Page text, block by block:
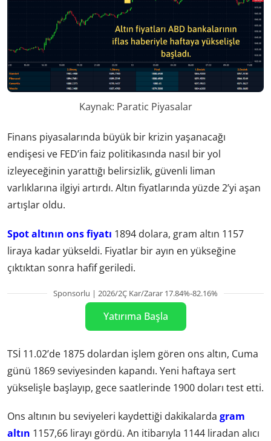
Kaynak: Paratic Piyasalar
Finans piyasalarında büyük bir krizin yaşanacağı
endişesi ve FED’in faiz politikasında nasıl bir yol
izleyeceğinin yarattığı belirsizlik, güvenli liman
varlıklarına ilgiyi artırdı. Altın fiyatlarında yüzde 2’yi aşan
artışlar oldu.
Spot altının ons fiyatı 1894 dolara, gram altın 1157
liraya kadar yükseldi. Fiyatlar bir ayın en yükseğine
çıktıktan sonra hafif geriledi.
Sponsorlu | 2026/2Ç Kar/Zarar 17.84%-82.16%
Yatırıma Başla
TSİ 11.02’de 1875 dolardan işlem gören ons altın, Cuma
günü 1869 seviyesinden kapandı. Yeni haftaya sert
yükselişle başlayıp, gece saatlerinde 1900 doları test etti.
Ons altının bu seviyeleri kaydettiği dakikalarda gram
altın 1157,66 lirayı gördü. An itibarıyla 1144 liradan alıcı